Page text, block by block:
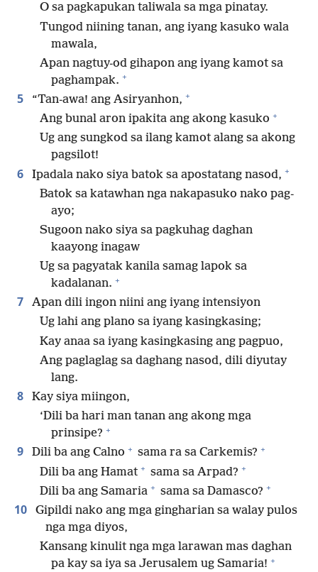
O sa pagkapukan taliwala sa mga pinatay.
Tungod niining tanan, ang iyang kasuko wala
mawala,
Apan nagtuy-od gihapon ang iyang kamot sa
paghampak. +
5 “Tan-awa! ang Asiryanhon, +
Ang bunal aron ipakita ang akong kasuko +
Ug ang sungkod sa ilang kamot alang sa akong
pagsilot!
6 Ipadala nako siya batok sa apostatang nasod, +
Batok sa katawhan nga nakapasuko nako pag-
ayo;
Sugoon nako siya sa pagkuhag daghan
kaayong inagaw
Ug sa pagyatak kanila samag lapok sa
kadalanan. +
7
Apan dili ingon niini ang iyang intensiyon
Ug lahi ang plano sa iyang kasingkasing;
Kay anaa sa iyang kasingkasing ang pagpuo,
Ang paglaglag sa daghang nasod, dili diyutay
lang.
8
Kay siya miingon,
‘Dili ba hari man tanan ang akong mga
prinsipe? +
9 Dili ba ang Calno + sama ra sa Carkemis? +
Dili ba ang Hamat + sama sa Arpad? +
Dili ba ang Samaria + sama sa Damasco? +
10
Gipildi nako ang mga gingharian sa walay pulos
nga mga diyos,
Kansang kinulit nga mga larawan mas daghan
pa kay sa iya sa Jerusalem ug Samaria! +